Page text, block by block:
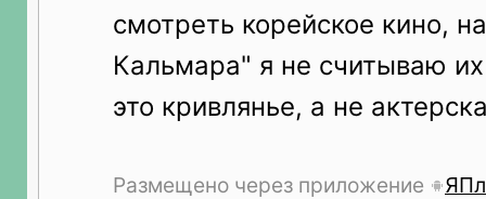
смотреть корейское кино,
Кальмара" я не считываю
это кривлянье, а не
Размещено через приложение